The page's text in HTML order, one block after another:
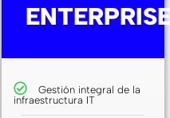
ENTERPRISE
Gestión integral de la
infraestructura IT